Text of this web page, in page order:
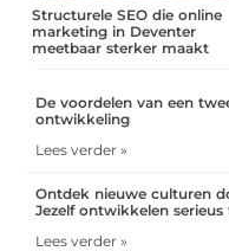
Structurele SEO die online
marketing in Deventer
meetbaar sterker maakt
De voordelen van een
ontwikkeling
Lees verder »
Ontdek nieuwe culturen
Jezelf ontwikkelen
Lees verder »